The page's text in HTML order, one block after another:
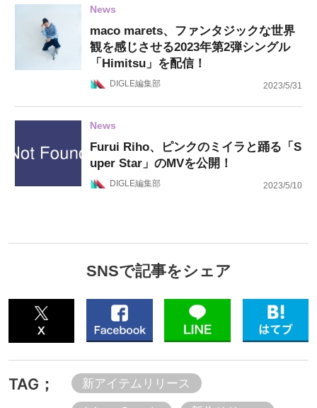
News
maco marets、ファンタジックな世界
観を感じさせる2023年第2弾シングル
「Himitsu」を配信！
DIGLE編集部 2023/5/31
News
Furui Riho、ピンクのミイラと踊る「S
uper Star」のMVを公開！
DIGLE編集部 2023/5/10
SNSで記事をシェア
TAG；
新アイテムリリース